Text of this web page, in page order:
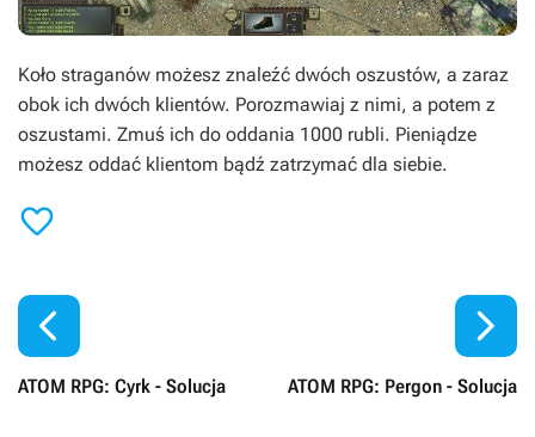
Koło straganów możesz znaleźć dwóch oszustów, a zaraz
obok ich dwóch klientów. Porozmawiaj z nimi, a potem z
oszustami. Zmuś ich do oddania 1000 rubli. Pieniądze
możesz oddać klientom bądź zatrzymać dla siebie.


ATOM RPG: Cyrk - Solucja ATOM RPG: Pergon - Solucja
